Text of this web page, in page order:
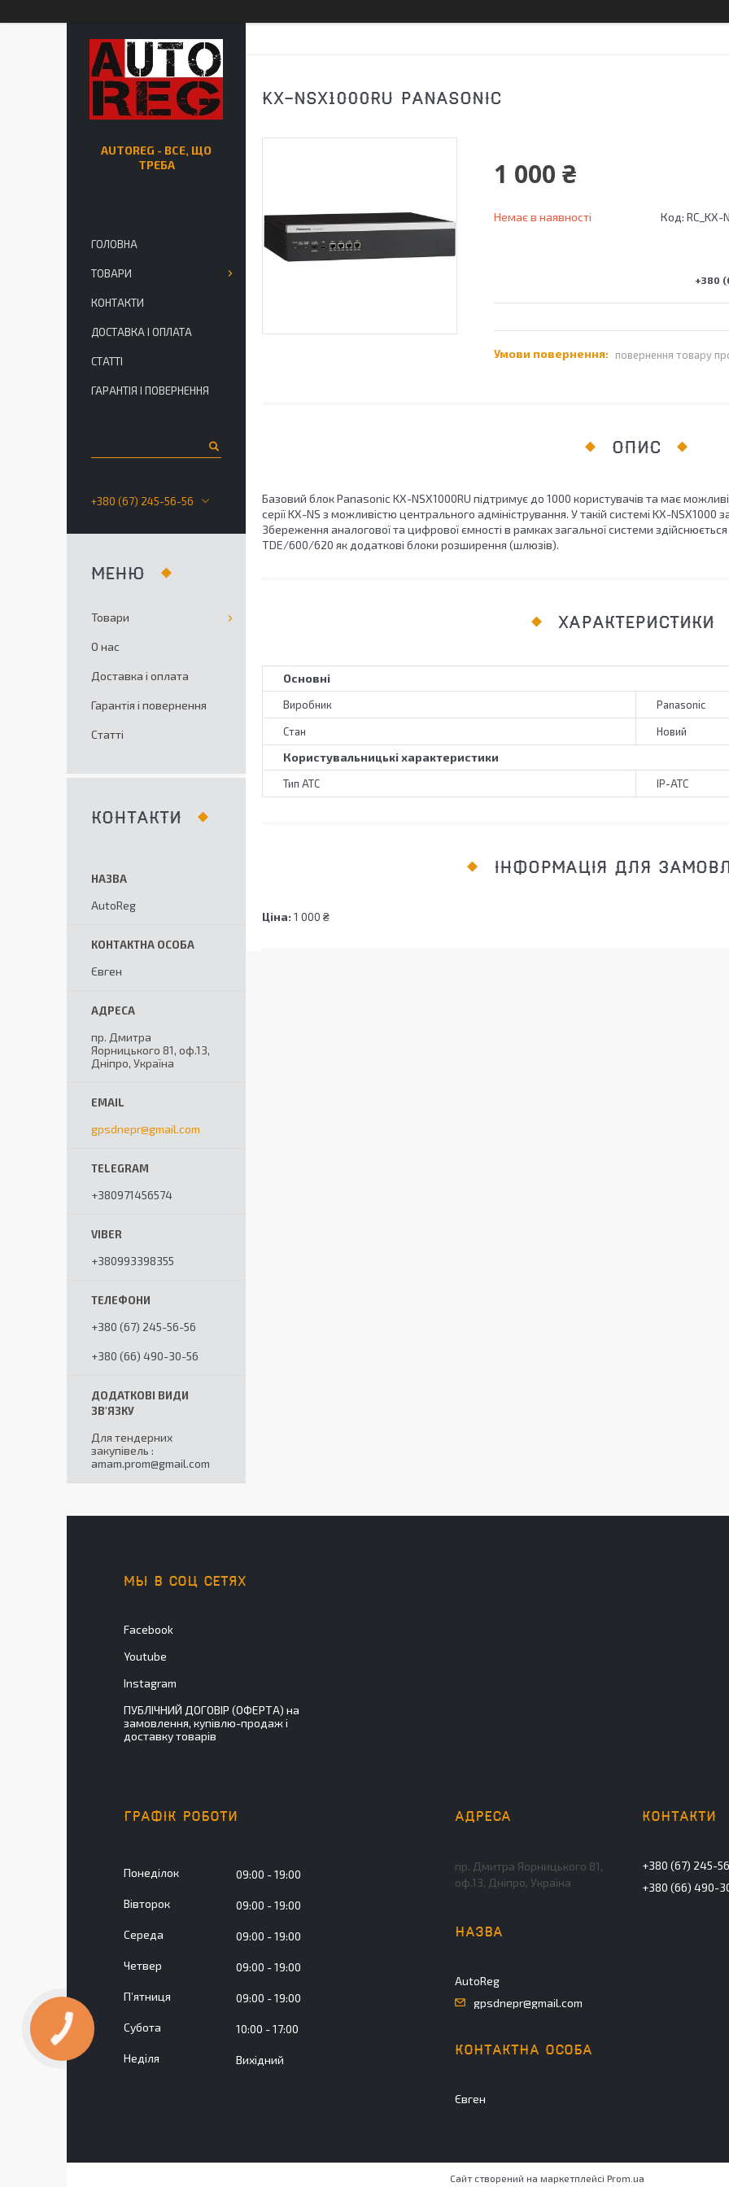
KX-NSX1000RU PANASONIC
1 000 ₴
Немає в наявності Код: RC_KX-
+380
повернення товару
ОПИС
Базовий блок Panasonic KX-NSX1000RU підтримує до 1000 користувачів та має
серії KX-NS з можливістю центрального адміністрування. У такій системі KX-
Збереження аналогової та цифрової ємності в рамках загальної системи здійснюється
TDE/600/620 як додаткові блоки розширення (шлюзів).
ХАРАКТЕРИСТИКИ
Основні
Виробник Panasonic
Стан Новий
Користувальницькі характеристики
Тип АТС IP-АТС
ІНФОРМАЦІЯ ДЛЯ
Ціна: 1 000 ₴
AUTOREG - ВСЕ, ЩО
ТРЕБА
ГОЛОВНА
ТОВАРИ
КОНТАКТИ
ДОСТАВКА І ОПЛАТА
СТАТТІ
ГАРАНТІЯ І ПОВЕРНЕННЯ
+380 (67) 245-56-56
Товари
О нас
Доставка і оплата
Гарантія і повернення
Статті
КОНТАКТИ
AutoReg
Євген
пр. Дмитра
Яорницького 81, оф.13,
Дніпро, Україна
gpsdnepr@gmail.com
+380971456574
+380993398355
+380 (67) 245-56-56
+380 (66) 490-30-56
Для тендерних
закупівель
amam.prom@gmail.com
МЫ В СОЦ СЕТЯХ
Facebook
Youtube
Instagram
ПУБЛІЧНИЙ ДОГОВІР (ОФЕРТА) на
замовлення, купівлю-продаж і
доставку товарів
ГРАФІК РОБОТИ
Понеділок 09:00 19:00
Вівторок 09:00 19:00
Середа 09:00 19:00
Четвер 09:00 19:00
Пʼятниця 09:00 19:00
Субота 10:00 17:00
Неділя Вихідний
пр. Дмитра Яорницького 81,
оф.13, Дніпро, Україна
AutoReg
gpsdnepr@gmail.com
Євген
+380 (67) 245-
+380 (66) 490-
Сайт створений на маркетплейсі Prom.ua